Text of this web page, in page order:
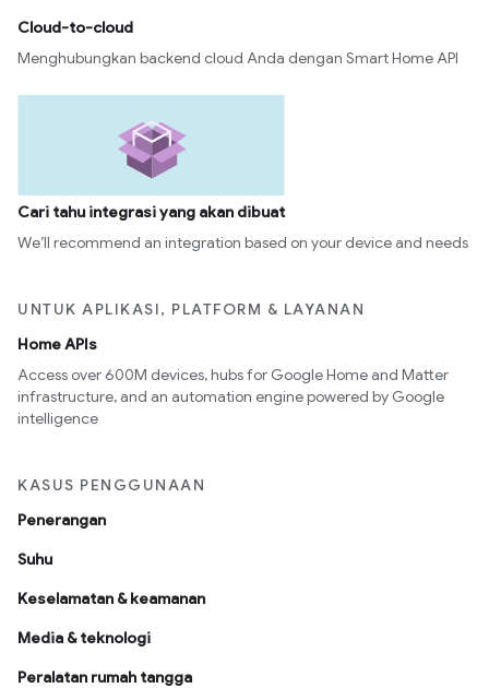
Cloud-to-cloud
Menghubungkan backend cloud Anda dengan Smart Home API
Cari tahu integrasi yang akan dibuat
We’ll recommend an integration based on your device and needs
UNTUK APLIKASI, PLATFORM & LAYANAN
Home APIs
Access over 600M devices, hubs for Google Home and Matter
infrastructure, and an automation engine powered by Google
intelligence
KASUS PENGGUNAAN
Penerangan
Suhu
Keselamatan & keamanan
Media & teknologi
Peralatan rumah tangga